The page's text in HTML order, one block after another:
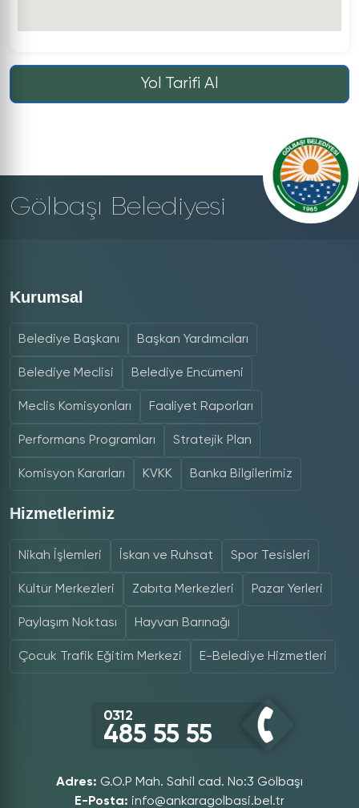
Yol Tarifi Al
Gölbaşı Belediyesi
Kurumsal
Belediye Başkanı Başkan Yardımcıları
Belediye Meclisi Belediye Encümeni
Meclis Komisyonları Faaliyet Raporları
Performans Programları Stratejik Plan
Komisyon Kararları KVKK Banka Bilgilerimiz
Hizmetlerimiz
Nikah İşlemleri İskan ve Ruhsat Spor Tesisleri
Kültür Merkezleri Zabıta Merkezleri Pazar Yerleri
Paylaşım Noktası Hayvan Barınağı
Çocuk Trafik Eğitim Merkezi E-Belediye Hizmetleri
0312
485 55 55
Adres: G.O.P Mah. Sahil cad. No:3 Gölbaşı
E-Posta: info@ankaragolbasi.bel.tr